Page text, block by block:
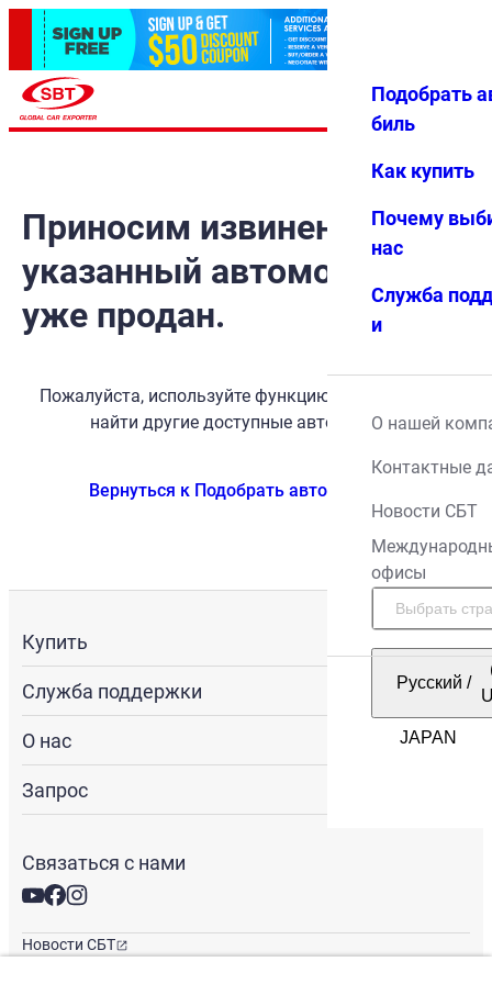
Избранн
Меню
Подобрать
биль
Как купить
Почему
нас
Служба
и
О нашей
Контактные
Новости СБТ
офисы
Русский /
Приносим извинения, но
указанный автомобиль
уже продан.
Пожалуйста, используйте функцию поиска, чтобы
найти другие доступные автомобили.
Вернуться к Подобрать автомобиль
Купить
Служба поддержки
О нас
Запрос
Связаться с нами
Новости СБТ